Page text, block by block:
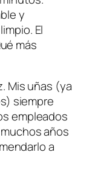
y
El
más
Mis uñas (ya
siempre
empleados
años
a